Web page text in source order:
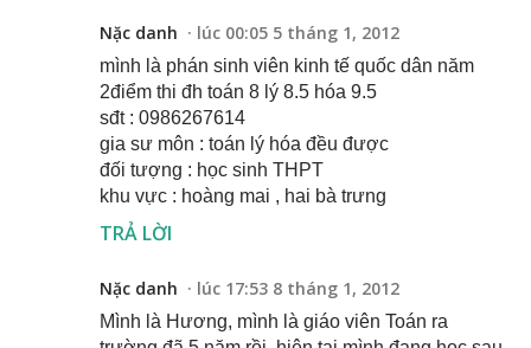
Nặc danh lúc 00:05 5 tháng 1, 2012
mình là phán sinh viên kinh tế quốc dân năm
2điểm thi đh toán 8 lý 8.5 hóa 9.5
sđt : 0986267614
gia sư môn : toán lý hóa đều được
đối tượng : học sinh THPT
khu vực : hoàng mai , hai bà trưng
TRẢ LỜI
Nặc danh lúc 17:53 8 tháng 1, 2012
Mình là Hương, mình là giáo viên Toán ra